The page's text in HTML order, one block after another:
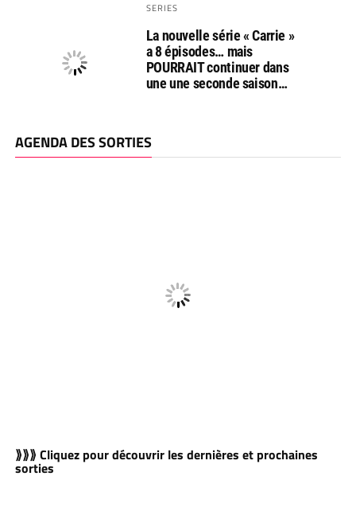
SERIES
La nouvelle série « Carrie »
a 8 épisodes… mais
POURRAIT continuer dans
une une seconde saison…
AGENDA DES SORTIES
⟫⟫⟫ Cliquez pour découvrir les dernières et prochaines
sorties